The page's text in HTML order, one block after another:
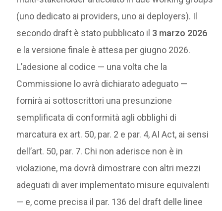
(uno dedicato ai providers, uno ai deployers). Il
secondo draft è stato pubblicato il 3 marzo 2026
e la versione finale è attesa per giugno 2026.
L’adesione al codice — una volta che la
Commissione lo avrà dichiarato adeguato —
fornirà ai sottoscrittori una presunzione
semplificata di conformità agli obblighi di
marcatura ex art. 50, par. 2 e par. 4, AI Act, ai sensi
dell’art. 50, par. 7. Chi non aderisce non è in
violazione, ma dovrà dimostrare con altri mezzi
adeguati di aver implementato misure equivalenti
— e, come precisa il par. 136 del draft delle linee